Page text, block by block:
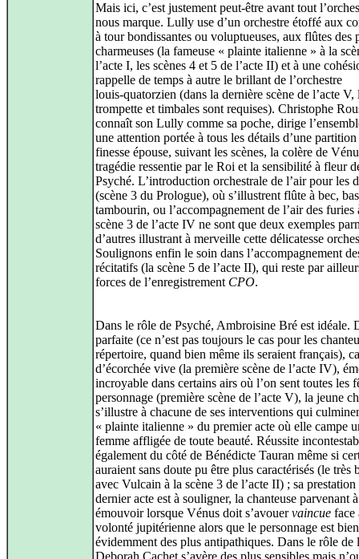
Mais ici, c’est justement peut‑être avant tout
nous marque. Lully use d’un orchestre étoffé aux
à tour bondissantes ou voluptueuses, aux flûtes des
charmeuses (la fameuse « plainte italienne » à la
l’acte I, les scènes 4 et 5 de l’acte II) et à une
rappelle de temps à autre le brillant de l’orchestre
louis‑quatorzien (dans la dernière scène de l’acte V,
trompette et timbales sont requises). Christophe
connaît son Lully comme sa poche, dirige
une attention portée à tous les détails d’une
finesse épouse, suivant les scènes, la colère de
tragédie ressentie par le Roi et la sensibilité à fleur
Psyché. L’introduction orchestrale de l’air pour les
(scène 3 du Prologue), où s’illustrent flûte à bec,
tambourin, ou l’accompagnement de l’air des furies
scène 3 de l’acte IV ne sont que deux exemples
d’autres illustrant à merveille cette délicatesse
Soulignons enfin le soin dans l’accompagnement
récitatifs (la scène 5 de l’acte II), qui reste par
forces de l’enregistrement CPO.
Dans le rôle de Psyché, Ambroisine Bré est idéale.
parfaite (ce n’est pas toujours le cas pour les
répertoire, quand bien même ils seraient français),
d’écorchée vive (la première scène de l’acte IV),
incroyable dans certains airs où l’on sent toutes les
personnage (première scène de l’acte V), la jeune
s’illustre à chacune de ses interventions qui
« plainte italienne » du premier acte où elle campe
femme affligée de toute beauté. Réussite
également du côté de Bénédicte Tauran même si
auraient sans doute pu être plus caractérisés (le très
avec Vulcain à la scène 3 de l’acte II) ; sa prestation
dernier acte est à souligner, la chanteuse parvenant
émouvoir lorsque Vénus doit s’avouervaincue face
volonté jupitérienne alors que le personnage est bien
évidemment des plus antipathiques. Dans le rôle de
Deborah Cachet s’avère des plus sensibles mais